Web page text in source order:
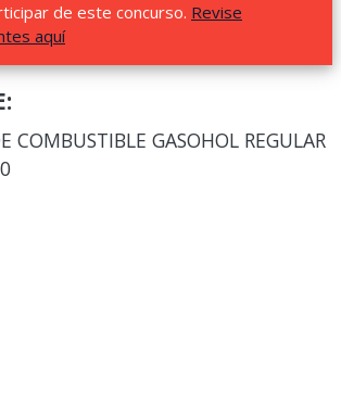
de este concurso. Revise
aquí
COMBUSTIBLE GASOHOL REGULAR